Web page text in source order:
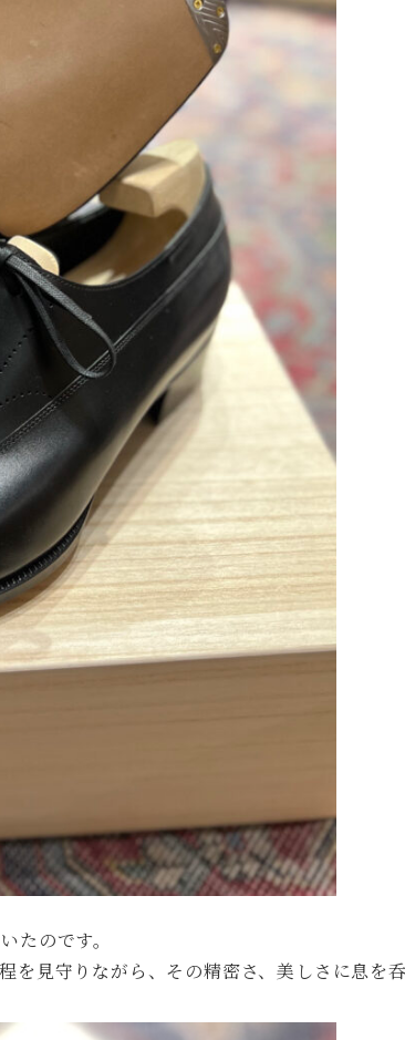
たのです。
見守りながら、その精密さ、美しさに息を呑